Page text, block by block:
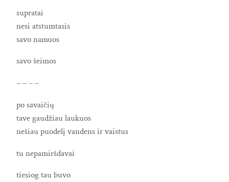
supratai
nesi atstumtasis
savo namuos
savo šeimos
– – – –
po savaičių
tave gaudžiau laukuos
nešiau puodelį vandens ir vaistus
tu nepamiršdavai
tiesiog tau buvo